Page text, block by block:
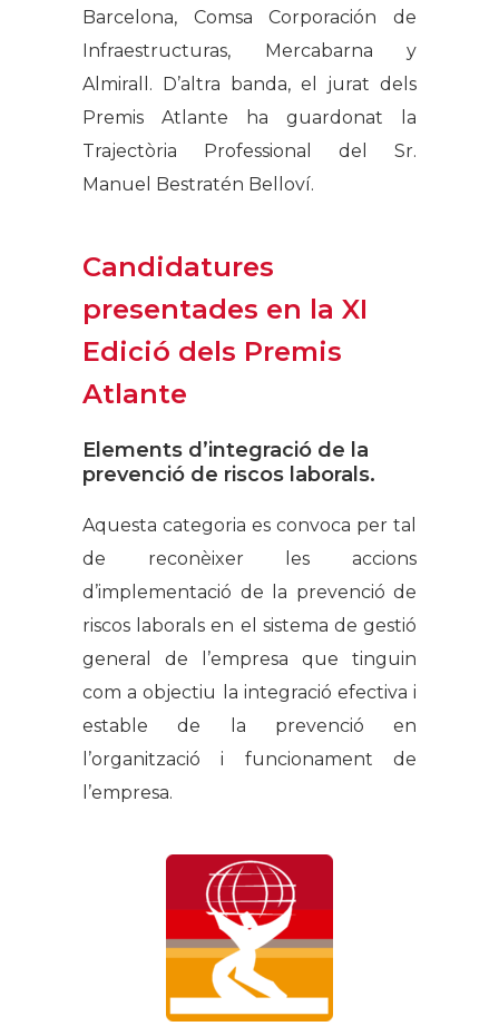
Barcelona, Comsa Corporación de
Infraestructuras, Mercabarna y
Almirall. D’altra banda, el jurat dels
Premis Atlante ha guardonat la
Trajectòria Professional del Sr.
Manuel Bestratén Belloví.
Candidatures
presentades en la XI
Edició dels Premis
Atlante
Elements d’integració de la
prevenció de riscos laborals.
Aquesta categoria es convoca per tal
de reconèixer les accions
d’implementació de la prevenció de
riscos laborals en el sistema de gestió
general de l’empresa que tinguin
com a objectiu la integració efectiva i
estable de la prevenció en
l’organització i funcionament de
l’empresa.